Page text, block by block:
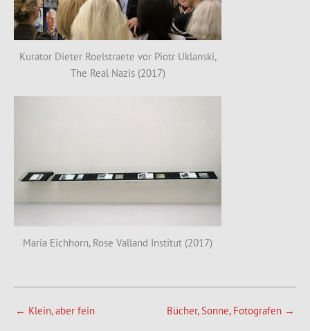
Kurator Dieter Roelstraete vor Piotr Uklanski,
The Real Nazis (2017)
Maria Eichhorn, Rose Valland Institut (2017)
← Klein, aber fein Bücher, Sonne, Fotografen →